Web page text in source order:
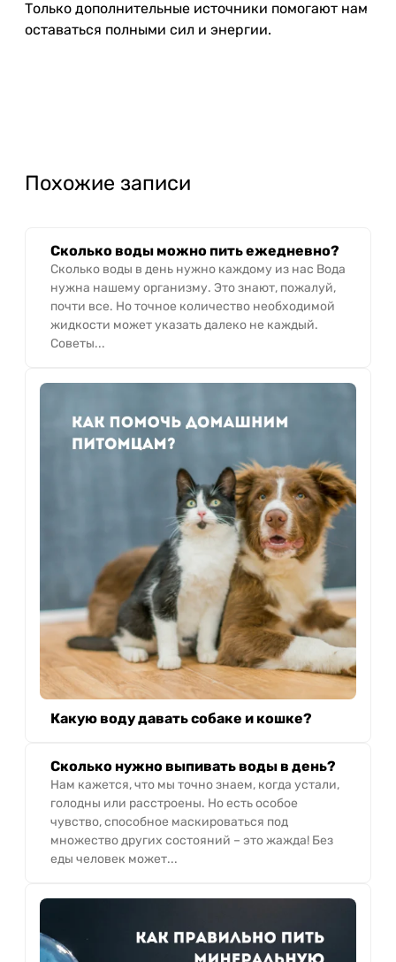
Только дополнительные источники помогают нам
оставаться полными сил и энергии.
Похожие записи
Сколько воды можно пить ежедневно?
Сколько воды в день нужно каждому из нас Вода
нужна нашему организму. Это знают, пожалуй,
почти все. Но точное количество необходимой
жидкости может указать далеко не каждый.
Советы...
Какую воду давать собаке и кошке?
Сколько нужно выпивать воды в день?
Нам кажется, что мы точно знаем, когда устали,
голодны или расстроены. Но есть особое
чувство, способное маскироваться под
множество других состояний – это жажда! Без
еды человек может...